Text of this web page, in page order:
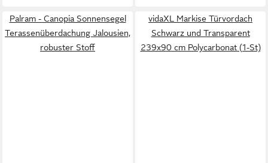
Palram - Canopia Sonnensegel
Terassenüberdachung Jalousien,
robuster Stoff
vidaXL Markise Türvordach
Schwarz und Transparent
239x90 cm Polycarbonat (1-St)